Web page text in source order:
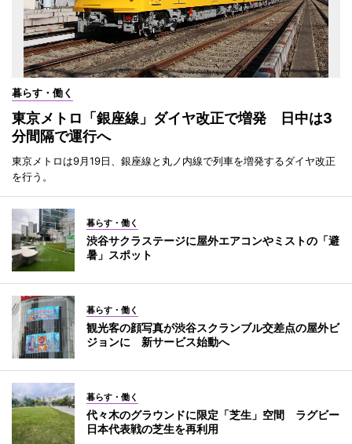
暮らす・働く
東京メトロ「銀座線」ダイヤ改正で増発 日中は3
分間隔で運行へ
東京メトロは9月19日、銀座線と丸ノ内線で列車を増発するダイヤ改正
を行う。
暮らす・働く
渋谷サクラステージに屋外エアコンやミストの「避
暑」スポット
暮らす・働く
観光客の顔写真が渋谷スクランブル交差点の屋外ビ
ジョンに 新サービス始動へ
暮らす・働く
代々木のグラウンドに限定「芝生」空間 ラグビー
日本代表戦の芝生を再利用